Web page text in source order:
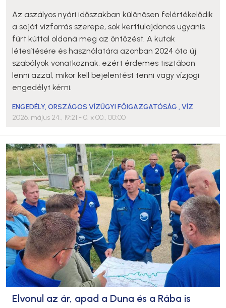
Az aszályos nyári időszakban különösen felértékelődik
a saját vízforrás szerepe, sok kerttulajdonos ugyanis
fúrt kúttal oldaná meg az öntözést. A kutak
létesítésére és használatára azonban 2024 óta új
szabályok vonatkoznak, ezért érdemes tisztában
lenni azzal, mikor kell bejelentést tenni vagy vízjogi
engedélyt kérni.
ENGEDÉLY,ORSZÁGOS VÍZÜGYI FŐIGAZGATÓSÁG ,VÍZ
2026. május 24., 19:21 - 0. x 00., 00:00
Elvonul az ár, apad a Duna és a Rába is